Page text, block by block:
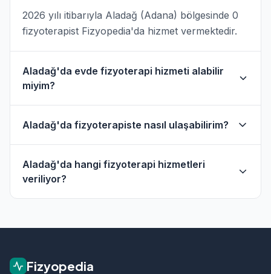
2026 yılı itibarıyla Aladağ (Adana) bölgesinde 0
fizyoterapist Fizyopedia'da hizmet vermektedir.
Aladağ'da evde fizyoterapi hizmeti alabilir
miyim?
hizmeti sunan fizyoterapistler bulunmaktadır.
Evde hizmet filtresini kullanarak bu
fizyoterapistleri bulabilirsiniz.
Aladağ'da fizyoterapiste nasıl ulaşabilirim?
telefon veya WhatsApp ile doğrudan iletişime
geçebilirsiniz.
Aladağ'da hangi fizyoterapi hizmetleri
veriliyor?
Fizyopedia